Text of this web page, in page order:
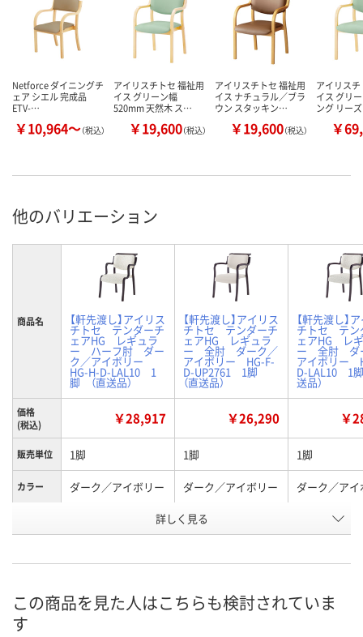
Netforce ダイニングチ
ェア シエル 完成品
ETV-…
￥10,964～（税込）
アイリスチトセ 福祉用
イス グリーン幅
520mm 天然木 ス…
￥19,600（税込）
アイリスチトセ 福祉用
イス ナチュラル／ブラ
ウン スタッキン…
￥19,600（税込）
アイリス
イス グリ
ング リー
￥
他のバリエーション
商品名 【軒先渡し】アイリス
チトセ テンダーチ
ェアHG レギュラ
ー ハーフ肘 ダー
ク／アイボリー
HG-H-D-LAL10 1
脚 （直送品）
【軒先渡し】アイリス
チトセ テンダーチ
ェアHG レギュラ
ー 全肘 ダーク／
アイボリー HG-F-
D-UP2761 1脚
（直送品）
【軒先渡し】
チトセ テン
ェアHG レ
ー 全肘 ダ
アイボリー
D-LAL10 1
送品）
価格
(税込)
￥28,917 ￥26,290 ￥
販売単位 1脚 1脚 1脚
カラー ダーク／アイボリー ダーク／アイボリー ダーク／ア
レギュラーサイズ／
ハーフ肘
レギュラーサイズ／
全肘
レギュラー
全肘
お申込番
在庫 直送品 直送品 直送品
詳しく見る
この商品を見た人はこちらも検討されていま
す